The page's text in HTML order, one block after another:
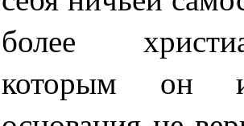
более
которым он